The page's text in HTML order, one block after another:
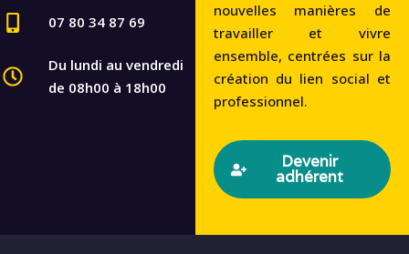
07 80 34 87 69
Du lundi au vendredi
de 08h00 à 18h00
nouvelles manières de
travailler et vivre
ensemble, centrées sur la
création du lien social et
professionnel.
Devenir
adhérent